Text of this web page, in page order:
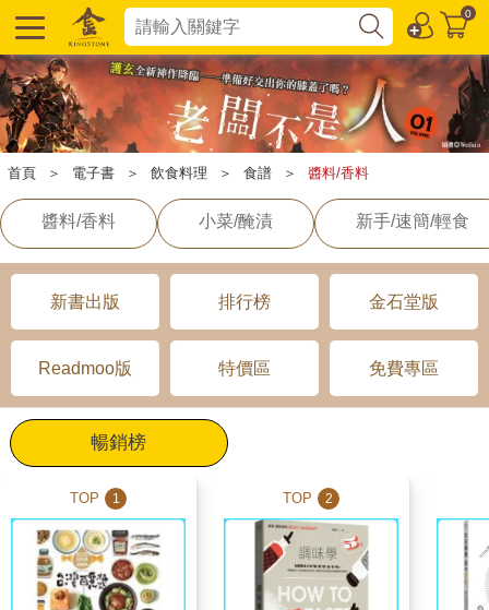
0
首頁 ＞ 電子書 ＞ 飲食料理 ＞ 食譜 ＞ 醬料/香料
醬料/香料 小菜/醃漬 新手/速簡/輕食
新書出版 排行榜 金石堂版
Readmoo版 特價區 免費專區
暢銷榜
TOP 1 TOP 2